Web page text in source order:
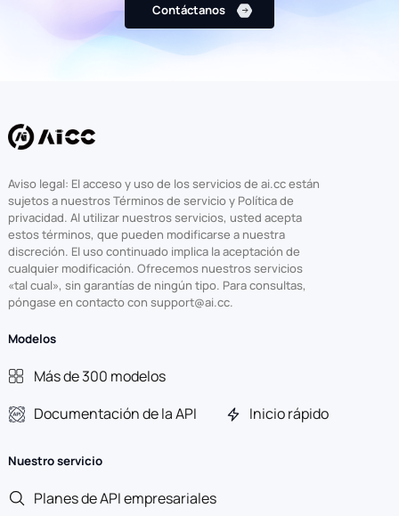
Contáctanos
Aviso legal: El acceso y uso de los servicios de ai.cc están
sujetos a nuestros Términos de servicio y Política de
privacidad. Al utilizar nuestros servicios, usted acepta
estos términos, que pueden modificarse a nuestra
discreción. El uso continuado implica la aceptación de
cualquier modificación. Ofrecemos nuestros servicios
«tal cual», sin garantías de ningún tipo. Para consultas,
póngase en contacto con support@ai.cc.
Modelos
Más de 300 modelos
Documentación de la API
Inicio rápido
Nuestro servicio
Planes de API empresariales